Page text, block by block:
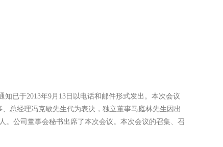
已于2013年9月13日以电话和邮件形式发出。本次会议
总经理冯克敏先生代为表决，独立董事马庭林先生因出
。公司董事会秘书出席了本次会议。本次会议的召集、召